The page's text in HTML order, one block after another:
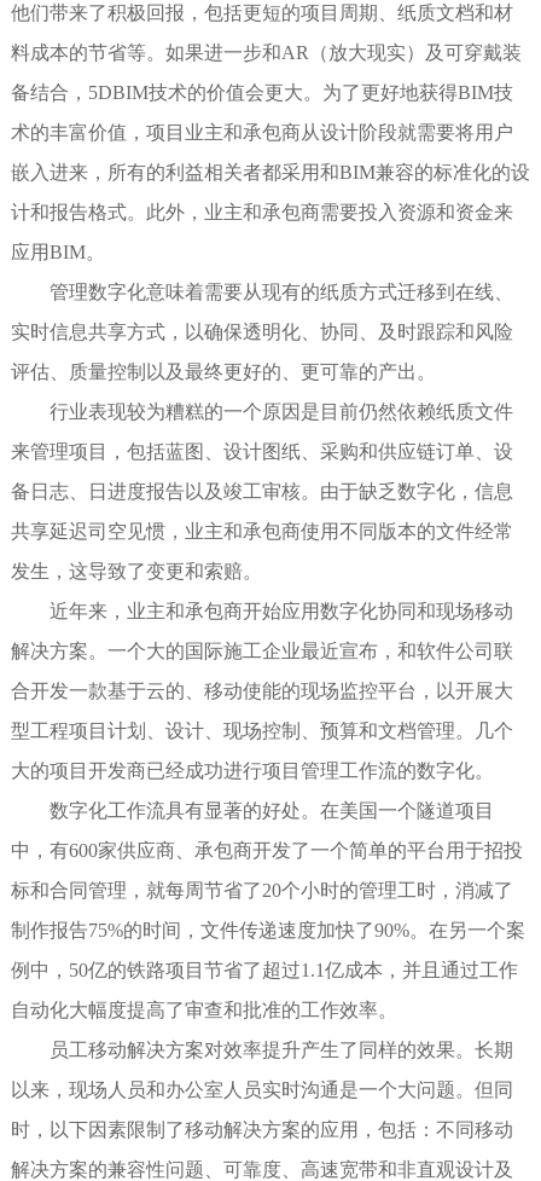
他们带来了积极回报，包括更短的项目周期、纸质文档和材
料成本的节省等。如果进一步和AR（放大现实）及可穿戴装
备结合，5DBIM技术的价值会更大。为了更好地获得BIM技
术的丰富价值，项目业主和承包商从设计阶段就需要将用户
嵌入进来，所有的利益相关者都采用和BIM兼容的标准化的设
计和报告格式。此外，业主和承包商需要投入资源和资金来
应用BIM。
管理数字化意味着需要从现有的纸质方式迁移到在线、
实时信息共享方式，以确保透明化、协同、及时跟踪和风险
评估、质量控制以及最终更好的、更可靠的产出。
行业表现较为糟糕的一个原因是目前仍然依赖纸质文件
来管理项目，包括蓝图、设计图纸、采购和供应链订单、设
备日志、日进度报告以及竣工审核。由于缺乏数字化，信息
共享延迟司空见惯，业主和承包商使用不同版本的文件经常
发生，这导致了变更和索赔。
近年来，业主和承包商开始应用数字化协同和现场移动
解决方案。一个大的国际施工企业最近宣布，和软件公司联
合开发一款基于云的、移动使能的现场监控平台，以开展大
型工程项目计划、设计、现场控制、预算和文档管理。几个
大的项目开发商已经成功进行项目管理工作流的数字化。
数字化工作流具有显著的好处。在美国一个隧道项目
中，有600家供应商、承包商开发了一个简单的平台用于招投
标和合同管理，就每周节省了20个小时的管理工时，消减了
制作报告75%的时间，文件传递速度加快了90%。在另一个案
例中，50亿的铁路项目节省了超过1.1亿成本，并且通过工作
自动化大幅度提高了审查和批准的工作效率。
员工移动解决方案对效率提升产生了同样的效果。长期
以来，现场人员和办公室人员实时沟通是一个大问题。但同
时，以下因素限制了移动解决方案的应用，包括：不同移动
解决方案的兼容性问题、可靠度、高速宽带和非直观设计及